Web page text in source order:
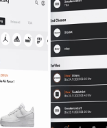
Brands mit